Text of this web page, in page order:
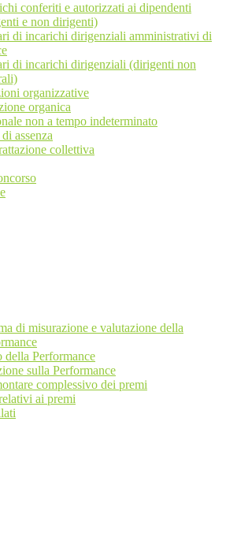
conferiti e autorizzati ai dipendenti
e non dirigenti)
di incarichi dirigenziali amministrativi di
di incarichi dirigenziali (dirigenti non
organizzative
organica
non a tempo indeterminato
assenza
collettiva
di misurazione e valutazione della
della Performance
sulla Performance
complessivo dei premi
ai premi